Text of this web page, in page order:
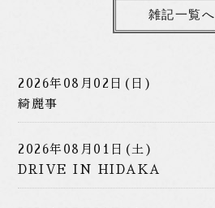
雑記一覧へ
2026年08月02日(日)
綺麗事
2026年08月01日(土)
DRIVE IN HIDAKA